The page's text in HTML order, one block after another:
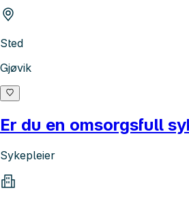
Sted
Gjøvik
Er du en omsorgsfull
Sykepleier